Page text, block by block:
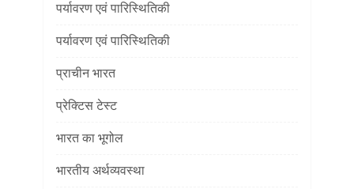
पर्यावरण एवं पारिस्थितिकी
पर्यावरण एवं पारिस्थितिकी
प्राचीन भारत
प्रेक्टिस टेस्ट
भारत का भूगोल
भारतीय अर्थव्यवस्था